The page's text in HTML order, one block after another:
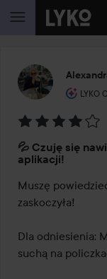
PRZEJDŹ DO
LYKO
Rola
4
5
💦 Czuję się
aplikacji!
Muszę
zaskoczyła!
Dla odniesienia:
suchą na